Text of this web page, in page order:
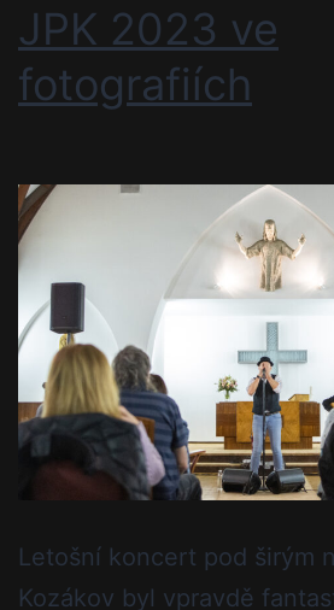
JPK 2023 ve
fotografiích
Letošní koncert pod širým
Kozákov byl vpravdě